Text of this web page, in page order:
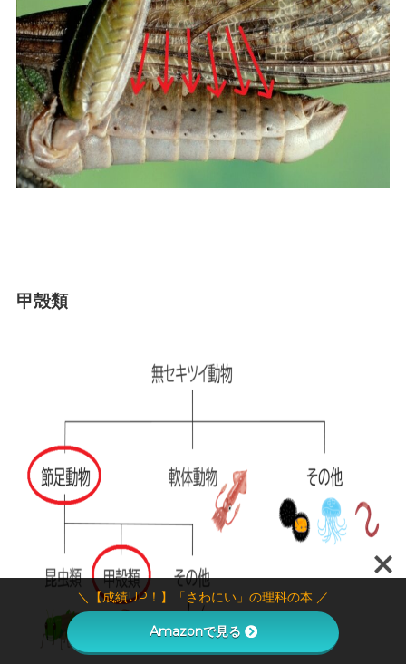
甲殻類
＼【成績UP！】「さわにい」の理科の本 ／
Amazonで見る